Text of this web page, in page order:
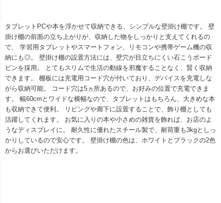
タブレットPCや本を浮かせて収納できる、シンプルな壁掛け棚です。 壁
掛け棚の前面の立ち上がりが、収納した物をしっかりと支えてくれるの
で、 学習用タブレットやスマートフォン、リモコンや携帯ゲーム機の収
納にも◎。 壁掛け棚の設置方法には、壁穴が目立ちにくい石こうボード
ピンを採用。 とてもスリムで生活の動線を邪魔することなく、賢く収納
できます。 棚板には充電用コード穴が付いており、デバイスを充電しな
がら収納可能。 コード穴は5ヵ所あるので、お好みの位置で充電できま
す。 幅60cmとワイドな横幅なので、タブレットはもちろん、大きめな本
も収納できて便利。 リビングや廊下に設置することで、飾り棚としても
活躍してくれます。 お気に入りの本や小さめの雑貨を飾れば、お店のよ
うなディスプレイに。 耐久性に優れたスチール製で、耐荷重も3kgとしっ
かりしているので安心です。 壁掛け棚の色は、ホワイトとブラックの2色
からお選びいただけます。